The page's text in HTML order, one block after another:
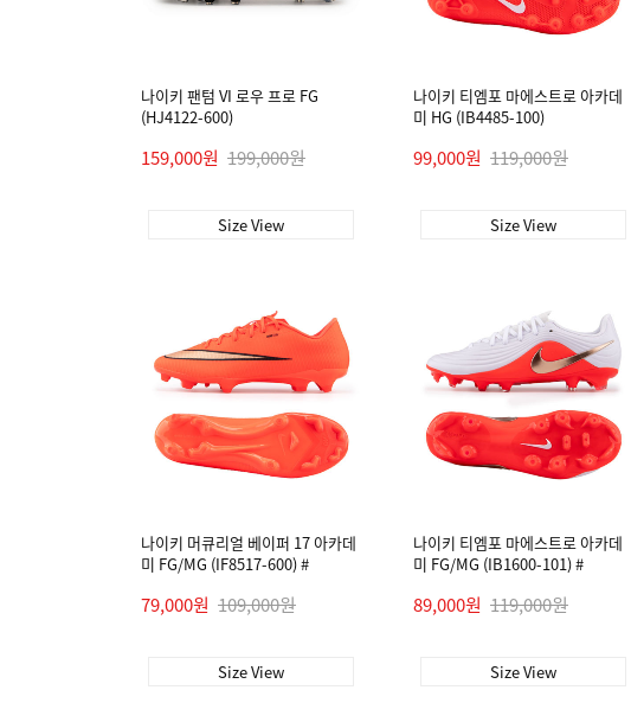
나이키 팬텀 VI 로우 프로 FG
(HJ4122-600)
159,000원 199,000원
Size View
나이키 티엠포 마에스트로 아카데
미 HG (IB4485-100)
99,000원 119,000원
Size View
나이키 머큐리얼 베이퍼 17 아카데
미 FG/MG (IF8517-600) #
79,000원 109,000원
Size View
나이키 티엠포 마에스트로 아카데
미 FG/MG (IB1600-101) #
89,000원 119,000원
Size View